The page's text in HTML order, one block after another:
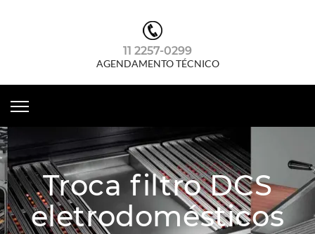
11 2257-0299
AGENDAMENTO TÉCNICO
Troca filtro DCS
eletrodomésticos